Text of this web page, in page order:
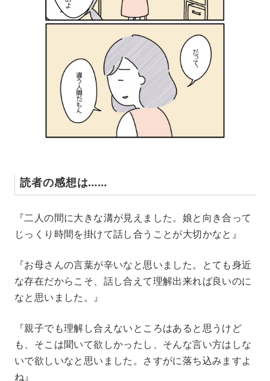
読者の感想は……
『二人の間に大きな溝が見えました。娘と向き合って
じっくり時間を掛けて話し合うことが大切かなと』
『お母さんの言葉が辛いなと思いました。とても身近
な存在だからこそ、話し合えて理解出来れば良いのに
なと思いました。』
『親子でも理解し合えないところはあると思うけど
も、そこは聞いて欲しかったし、そんな言い方はしな
いで欲しいなと思いました。さすがに落ち込みますよ
ね』